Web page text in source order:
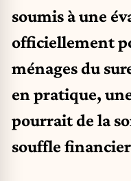
soumis à une
officiellement
ménages du
en pratique,
pourrait de la
souffle